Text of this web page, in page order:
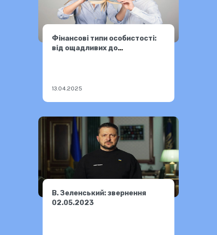
Фінансові типи особистості:
від ощадливих до
13.04.2025
В. Зеленський: звернення
02.05.2023